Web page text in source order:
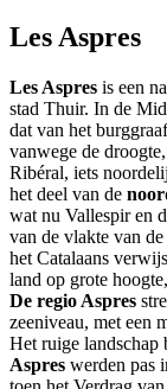
Les Aspres
Les Aspres is een
stad Thuir. In de
dat van het
vanwege de
Ribéral, iets
het deel van de
wat nu Vallespir en
van de vlakte van
het Catalaans
land op grote
De regio Aspres
zeeniveau, met een
Het ruige landschap
Aspres werden pas